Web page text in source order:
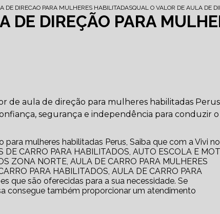
DE DIRECAO PARA MULHERES HABILITADASQUAL O VALOR DE AULA DE
DE DIREÇÃO PARA
de aula de direção para mulheres habilitadas
segurança e independência para conduzir o
mulheres habilitadas Perus, Saiba que com a Vivi no
CARRO PARA HABILITADOS, AUTO ESCOLA E
ZONA NORTE, AULA DE CARRO PARA MULHERES
PARA HABILITADOS, AULA DE CARRO PARA
que são oferecidas para a sua necessidade. Se
consegue também proporcionar um atendimento